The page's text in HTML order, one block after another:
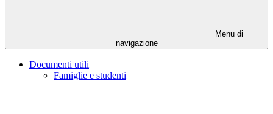
Menu di
navigazione
Documenti utili
Famiglie e studenti